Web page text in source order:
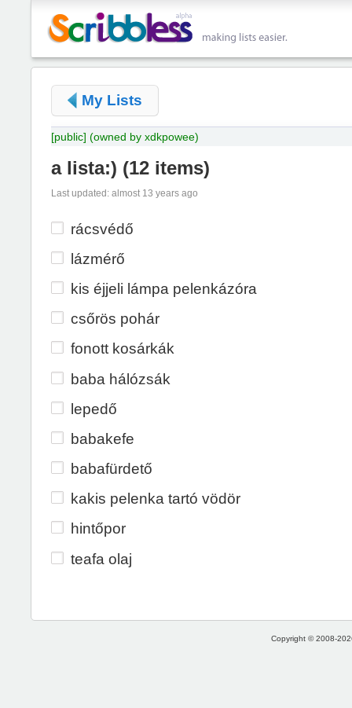
My Lists
[public] (owned by xdkpowee)
a lista:) (12 items)
Last updated: almost 13 years ago
rácsvédő
lázmérő
kis éjjeli lámpa pelenkázóra
csőrös pohár
fonott kosárkák
baba hálózsák
lepedő
babakefe
babafürdető
kakis pelenka tartó vödör
hintőpor
teafa olaj
Copyright © 2008-